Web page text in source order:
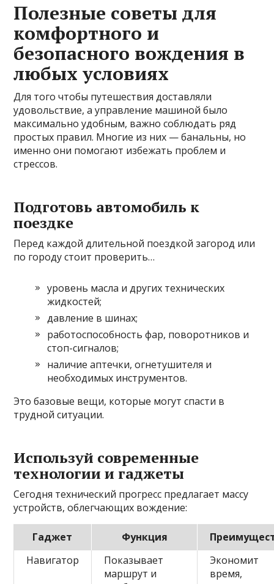
Полезные советы для
комфортного и
безопасного вождения в
любых условиях
Для того чтобы путешествия доставляли
удовольствие, а управление машиной было
максимально удобным, важно соблюдать ряд
простых правил. Многие из них — банальны, но
именно они помогают избежать проблем и
стрессов.
Подготовь автомобиль к
поездке
Перед каждой длительной поездкой загород или
по городу стоит проверить…
уровень масла и других технических
жидкостей;
давление в шинах;
работоспособность фар, поворотников и
стоп-сигналов;
наличие аптечки, огнетушителя и
необходимых инструментов.
Это базовые вещи, которые могут спасти в
трудной ситуации.
Используй современные
технологии и гаджеты
Сегодня технический прогресс предлагает массу
устройств, облегчающих вождение:
Гаджет Функция
Навигатор
Показывает
маршрут и
Экономит
время,